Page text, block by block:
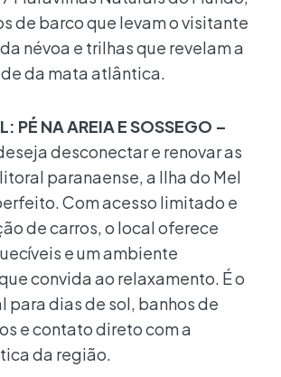
de barco que levam o visitante
névoa e trilhas que revelam a
da mata atlântica.
PÉ NA AREIA E SOSSEGO –
desconectar e renovar as
paranaense, a Ilha do Mel
Com acesso limitado e
de carros, o local oferece
e um ambiente
convida ao relaxamento. É o
para dias de sol, banhos de
e contato direto com a
da região.